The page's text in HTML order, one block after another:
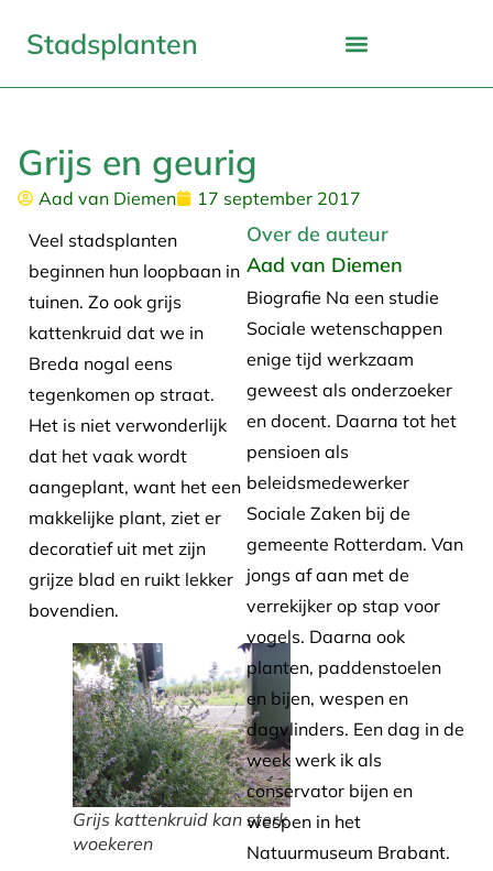
Stadsplanten
Grijs en geurig
Aad van Diemen
17 september 2017
Veel stadsplanten
beginnen hun loopbaan in
tuinen. Zo ook grijs
kattenkruid dat we in
Breda nogal eens
tegenkomen op straat.
Het is niet verwonderlijk
dat het vaak wordt
aangeplant, want het een
makkelijke plant, ziet er
decoratief uit met zijn
grijze blad en ruikt lekker
bovendien.
Grijs kattenkruid kan sterk
woekeren
Over de auteur
Aad van Diemen
Biografie Na een studie
Sociale wetenschappen
enige tijd werkzaam
geweest als onderzoeker
en docent. Daarna tot het
pensioen als
beleidsmedewerker
Sociale Zaken bij de
gemeente Rotterdam. Van
jongs af aan met de
verrekijker op stap voor
vogels. Daarna ook
planten, paddenstoelen
en bijen, wespen en
dagvlinders. Een dag in de
week werk ik als
conservator bijen en
wespen in het
Natuurmuseum Brabant.